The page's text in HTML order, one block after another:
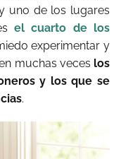
uno de los lugares
el cuarto de los
experimentar y
muchas veces los
y los que se
.